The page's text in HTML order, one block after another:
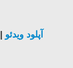
آپلود ویدئو